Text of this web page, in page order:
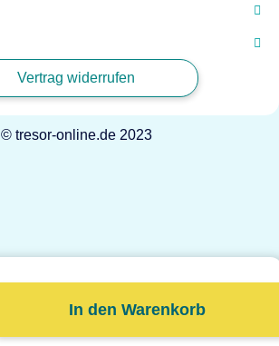
In den Warenkorb
Vertrag widerrufen
© tresor-online.de 2023